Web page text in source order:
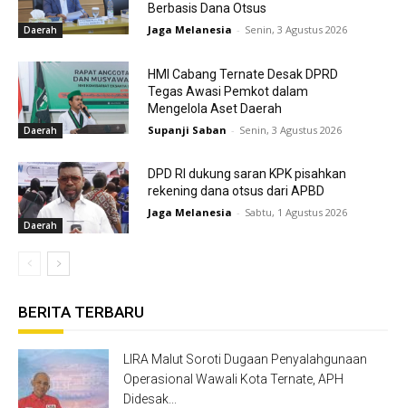
Daerah
Berbasis Dana Otsus
Jaga Melanesia - Senin, 3 Agustus 2026
Daerah
HMI Cabang Ternate Desak DPRD
Tegas Awasi Pemkot dalam
Mengelola Aset Daerah
Supanji Saban - Senin, 3 Agustus 2026
Daerah
DPD RI dukung saran KPK pisahkan
rekening dana otsus dari APBD
Jaga Melanesia - Sabtu, 1 Agustus 2026
BERITA TERBARU
LIRA Malut Soroti Dugaan Penyalahgunaan
Operasional Wawali Kota Ternate, APH
Didesak...